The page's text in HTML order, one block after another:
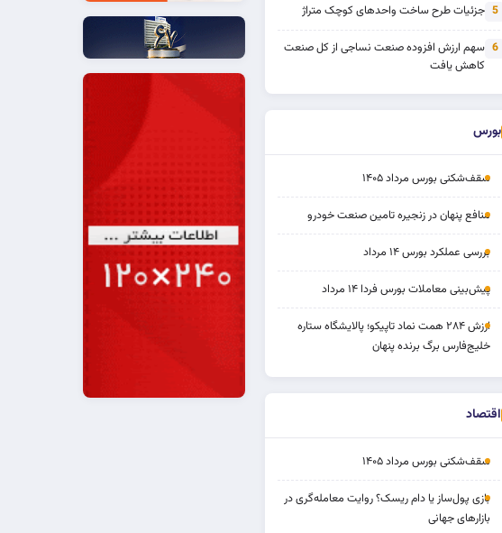
5 جزئیات طرح ساخت واحدهای کوچک متراژ
6 سهم ارزش افزوده صنعت نساجی از کل صنعت
کاهش یافت
بورس
سقف‌شکنی بورس مرداد ۱۴۰۵
منافع پنهان در زنجیره تامین صنعت خودرو
بررسی عملکرد بورس ۱۴ مرداد
پیش‌بینی معاملات بورس فردا ۱۴ مرداد
ارزش ۲۸۴ همت نماد تاپیکو؛ پالایشگاه ستاره
خلیج‌فارس برگ برنده پنهان
اقتصاد
سقف‌شکنی بورس مرداد ۱۴۰۵
بازی پول‌ساز یا دام ریسک؟ روایت معامله‌گری در
بازارهای جهانی